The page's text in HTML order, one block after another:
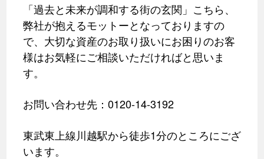
「過去と未来が調和する街の玄関」こちら、
弊社が抱えるモットーとなっておりますの
で、大切な資産のお取り扱いにお困りのお客
様はお気軽にご相談いただければと思いま
す。
お問い合わせ先：0120-14-3192
東武東上線川越駅から徒歩1分のところにござ
います。